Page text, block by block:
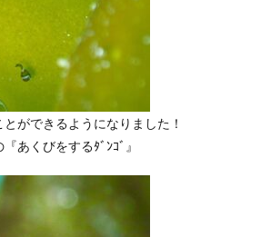
ができるようになりました！
あくびをするﾀﾞﾝｺﾞ』